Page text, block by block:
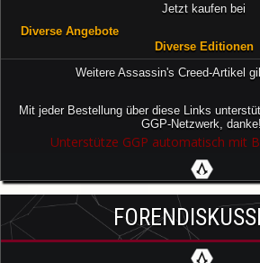
Diverse Angebote
Jetzt kaufen bei
Diverse Editionen
Weitere Assassin's Creed-Artikel
Mit jeder Bestellung über diese Links
GGP-Netzwerk, danke!
Unterstütze GGP automatisch mit